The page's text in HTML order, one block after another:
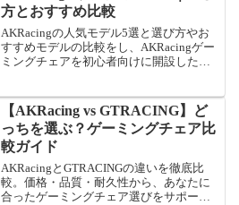
方とおすすめ比較
AKRacingの人気モデル5選と選び方やお
すすめモデルの比較をし、AKRacingゲー
ミングチェアを初心者向けに開設した記
【AKRacing vs GTRACING】ど
っちを選ぶ？ゲーミングチェア比
較ガイド
AKRacingとGTRACINGの違いを徹底比
較。価格・品質・耐久性から、あなたに
合ったゲーミングチェア選びをサポート